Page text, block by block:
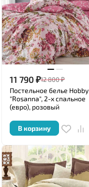
11 790₽12 800₽
Постельное белье Hobby
"Rosanna", 2-х спальное
(евро), розовый
В корзину